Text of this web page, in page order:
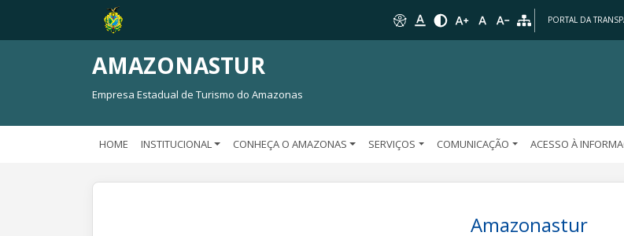
PORTAL DA
AMAZONASTUR
Empresa Estadual de Turismo do Amazonas
HOME INSTITUCIONAL CONHEÇA O AMAZONAS SERVIÇOS COMUNICAÇÃO ACESSO À
Amazonastur